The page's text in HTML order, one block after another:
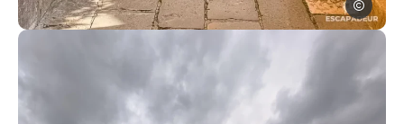
Photo, © Escapadeur